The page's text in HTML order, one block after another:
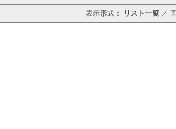
表示形式： リスト一覧 ／